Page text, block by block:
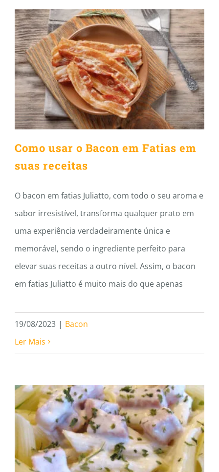
Como usar o Bacon em Fatias
em suas receitas
Como usar o Bacon em Fatias em
suas receitas
O bacon em fatias Juliatto, com todo o seu aroma e
sabor irresistível, transforma qualquer prato em
uma experiência verdadeiramente única e
memorável, sendo o ingrediente perfeito para
elevar suas receitas a outro nível. Assim, o bacon
em fatias Juliatto é muito mais do que apenas
19/08/2023 | Bacon
Ler Mais
Descubra a Delícia do
Fettuccine Alfredo com
Presunto Juliatto